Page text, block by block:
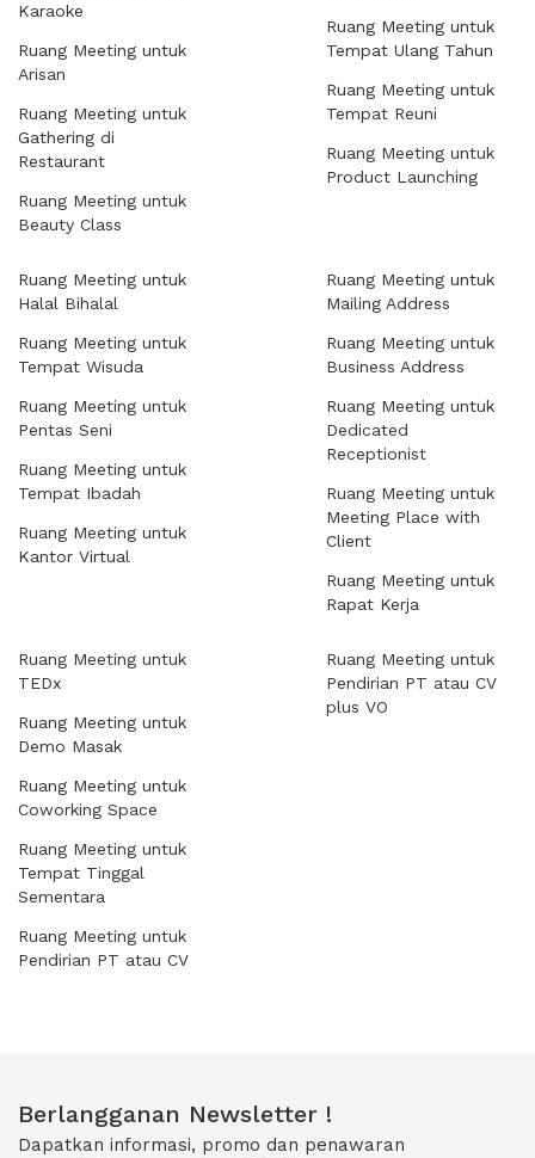
Karaoke
Ruang Meeting untuk
Arisan
Ruang Meeting untuk
Gathering di
Restaurant
Ruang Meeting untuk
Beauty Class
Ruang Meeting untuk
Tempat Ulang Tahun
Ruang Meeting untuk
Tempat Reuni
Ruang Meeting untuk
Product Launching
Ruang Meeting untuk
Halal Bihalal
Ruang Meeting untuk
Tempat Wisuda
Ruang Meeting untuk
Pentas Seni
Ruang Meeting untuk
Tempat Ibadah
Ruang Meeting untuk
Kantor Virtual
Ruang Meeting untuk
Mailing Address
Ruang Meeting untuk
Business Address
Ruang Meeting untuk
Dedicated
Receptionist
Ruang Meeting untuk
Meeting Place with
Client
Ruang Meeting untuk
Rapat Kerja
Ruang Meeting untuk
TEDx
Ruang Meeting untuk
Demo Masak
Ruang Meeting untuk
Coworking Space
Ruang Meeting untuk
Tempat Tinggal
Sementara
Ruang Meeting untuk
Pendirian PT atau CV
Ruang Meeting untuk
Pendirian PT atau CV
plus VO
Berlangganan Newsletter !
Dapatkan informasi, promo dan penawaran